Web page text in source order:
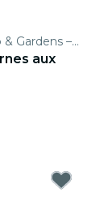
Stone Brewing World Bistro & Gardens – Liberty Station
aux